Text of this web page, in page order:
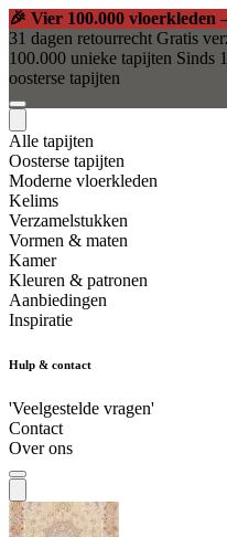
🎉 Vier 100.000 vloerkleden
31 dagen retourrecht Gratis
100.000 unieke tapijten Sinds
oosterse tapijten
Alle tapijten
Oosterse tapijten
Moderne vloerkleden
Kelims
Verzamelstukken
Vormen & maten
Kamer
Kleuren & patronen
Aanbiedingen
Inspiratie
Hulp & contact
'Veelgestelde vragen'
Contact
Over ons